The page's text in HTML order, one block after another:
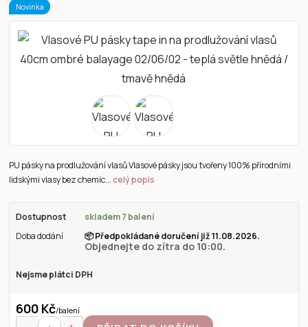
Novinka
PU pásky na prodlužování vlasů Vlasové pásky jsou tvořeny 100% přírodními
lidskými vlasy bez chemic...celý popis
Dostupnost
skladem 7 balení
Doba dodání
📦Předpokládané doručení již 11.08.2026.
Objednejte do zítra do 10:00.
Nejsme plátci DPH
600 Kč/balení